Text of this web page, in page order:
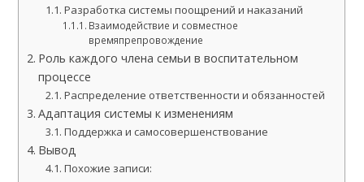
Разработка системы поощрений и наказаний
Взаимодействие и совместное
времяпрепровождение
Роль каждого члена семьи в воспитательном
процессе
Распределение ответственности и обязанностей
Адаптация системы к изменениям
Поддержка и самосовершенствование
Вывод
Похожие записи: